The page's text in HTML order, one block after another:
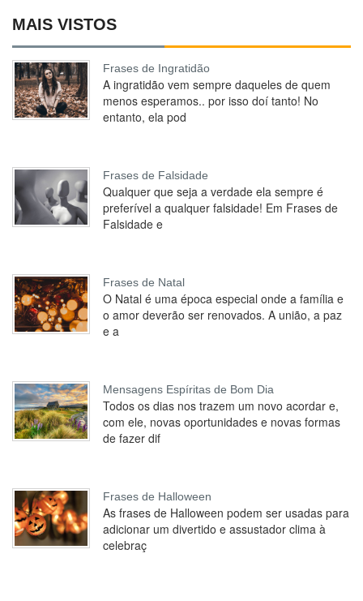
MAIS VISTOS
Frases de Ingratidão
A ingratidão vem sempre daqueles de quem
menos esperamos.. por isso doí tanto! No
entanto, ela pod
Frases de Falsidade
Qualquer que seja a verdade ela sempre é
preferível a qualquer falsidade! Em Frases de
Falsidade e
Frases de Natal
O Natal é uma época especial onde a família e
o amor deverão ser renovados. A união, a paz
e a
Mensagens Espíritas de Bom Dia
Todos os dias nos trazem um novo acordar e,
com ele, novas oportunidades e novas formas
de fazer dif
Frases de Halloween
As frases de Halloween podem ser usadas para
adicionar um divertido e assustador clima à
celebraç